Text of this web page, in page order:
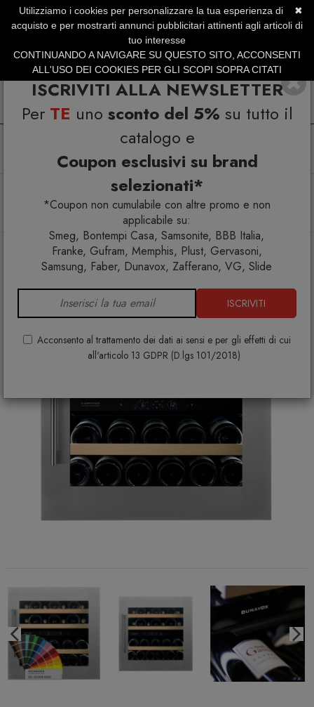
ISCRIVITI ALLA NEWSLETTER
Per TE uno sconto del 5% su tutto il
catalogo e
Coupon esclusivi su brand
selezionati*
*Coupon non cumulabile con altre promo e non
applicabile su:
Smeg, Bontempi Casa, Samsonite, BBB Italia,
Franke, Gufram, Memphis, Plust, Gervasoni,
Samsung, Faber, Dunavox, Zafferano, VG, Slide
ISCRIVITI
Acconsento al trattamento dei dati ai sensi e per gli effetti di cui
all'articolo 13 GDPR (D.lgs 101/2018)
SERVIZIO CLIENTI +39.0773.470.562
SUMMER SALES | Fino al 40% di Sconto
Cucina
Cantinette vino
Dunavox Spirit-25cantina vino 25 bottiglie integrata Acciaio
Inox
✖
Utilizziamo i cookies per personalizzare la tua esperienza di
acquisto e per mostrarti annunci pubblicitari attinenti agli articoli di
tuo interesse
CONTINUANDO A NAVIGARE SU QUESTO SITO, ACCONSENTI
ALL'USO DEI COOKIES PER GLI SCOPI SOPRA CITATI